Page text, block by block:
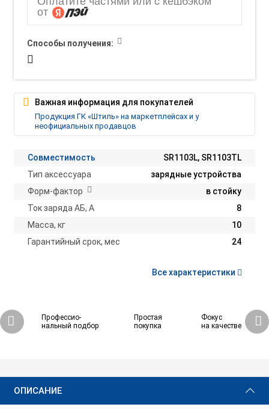
Совместимость
SR1103L, SR1103TL
Тип аксессуара
зарядные устройства
Форм-фактор
в стойку
Ток заряда АБ, А
8
Масса, кг
10
Гарантийный срок, мес
24
Все характеристики
Способы получения:
Важная информация для покупателей
Продукция ГК «Штиль» на маркетплейсах и у
неофициальных продавцов
Профессио-
нальный подбор
Простая
покупка
Фокус
на качестве
42 300 ₽ Купить
ОПИСАНИЕ